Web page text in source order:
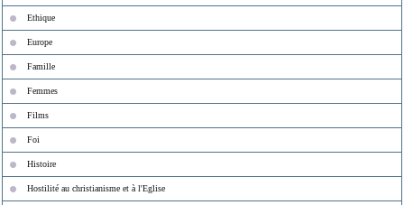
Ethique
Europe
Famille
Femmes
Films
Foi
Histoire
Hostilité au christianisme et à l'Eglise